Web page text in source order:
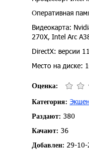
Оперативная
Видеокарта:
270X, Intel Arc
DirectX: версии 11
Место на диске:
Оценка:
Категория:
Раздают: 380
Качают: 36
Добавлен: 29-